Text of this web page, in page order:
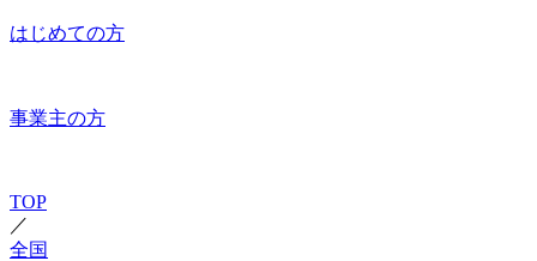
はじめての方
事業主の方
TOP
／
全国